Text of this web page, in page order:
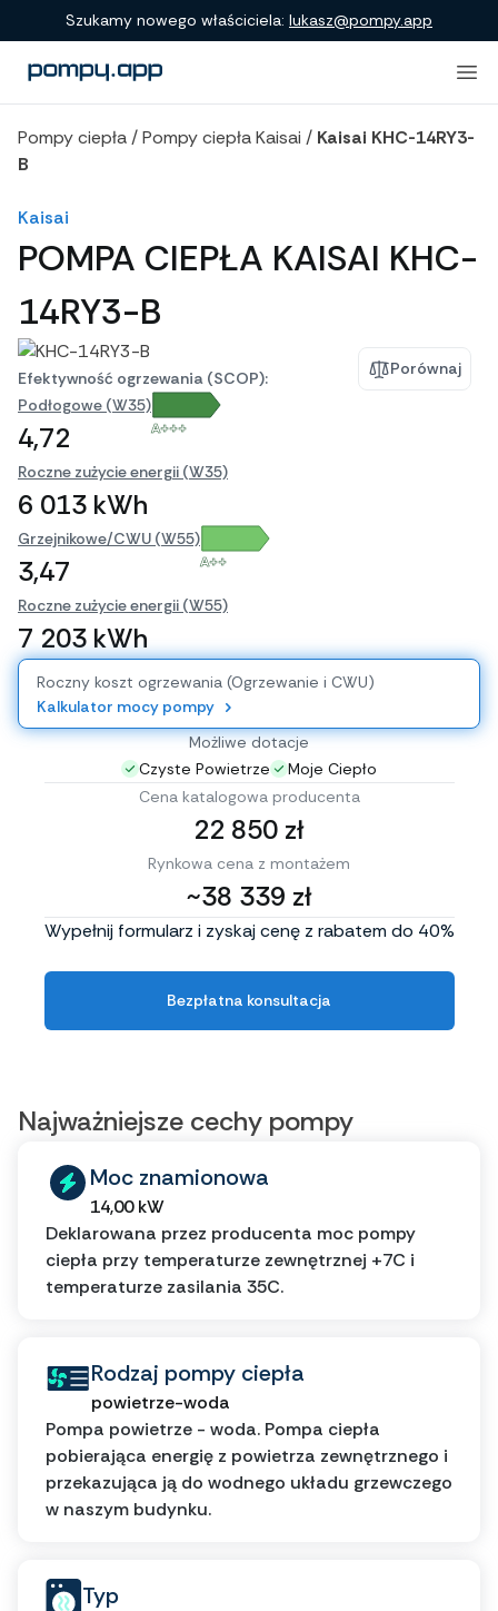
Porównanie produktów
Szukamy nowego właściciela: lukasz@pompy.app
Pompy ciepła /Pompy ciepła Kaisai / Kaisai KHC-14RY3-
B
Kaisai
POMPA CIEPŁA KAISAI KHC-
14RY3-B
Porównaj
Efektywność ogrzewania (SCOP):
Podłogowe (W35)
4,72 A+++
Roczne zużycie energii (W35)
6 013 kWh
Grzejnikowe/CWU (W55)
3,47 A++
Roczne zużycie energii (W55)
7 203 kWh
Roczny koszt ogrzewania (Ogrzewanie i CWU)
Kalkulator mocy pompy
Możliwe dotacje
Czyste Powietrze
Moje Ciepło
Cena katalogowa producenta
22 850 zł
Rynkowa cena z montażem
~38 339 zł
Wypełnij formularz i zyskaj cenę z rabatem do 40%
Bezpłatna konsultacja
Najważniejsze cechy pompy
Moc znamionowa
14,00 kW
Deklarowana przez producenta moc pompy
ciepła przy temperaturze zewnętrznej +7C i
temperaturze zasilania 35C.
Rodzaj pompy ciepła
powietrze-woda
Pompa powietrze - woda. Pompa ciepła
pobierająca energię z powietrza zewnętrznego i
przekazująca ją do wodnego układu grzewczego
w naszym budynku.
Typ